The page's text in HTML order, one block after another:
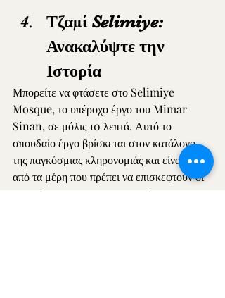
Τζαμί Selimiye:
Ανακαλύψτε την
Ιστορία
Μπορείτε να φτάσετε στο Selimiye
Mosque, το υπέροχο έργο του Mimar
Sinan, σε μόλις 10 λεπτά. Αυτό το
σπουδαίο έργο βρίσκεται στον κατάλογο
της παγκόσμιας κληρονομιάς και είναι ένα
από τα μέρη που πρέπει να επισκεφτούν οι
επισκέπτες μας. Με τη διαμονή σας στο